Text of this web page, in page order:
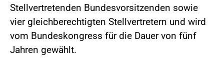
Stellvertretenden Bundesvorsitzenden sowie
vier gleichberechtigten Stellvertretern und wird
vom Bundeskongress für die Dauer von fünf
Jahren gewählt.